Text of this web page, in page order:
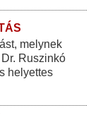
melynek
Ruszinkó
helyettes